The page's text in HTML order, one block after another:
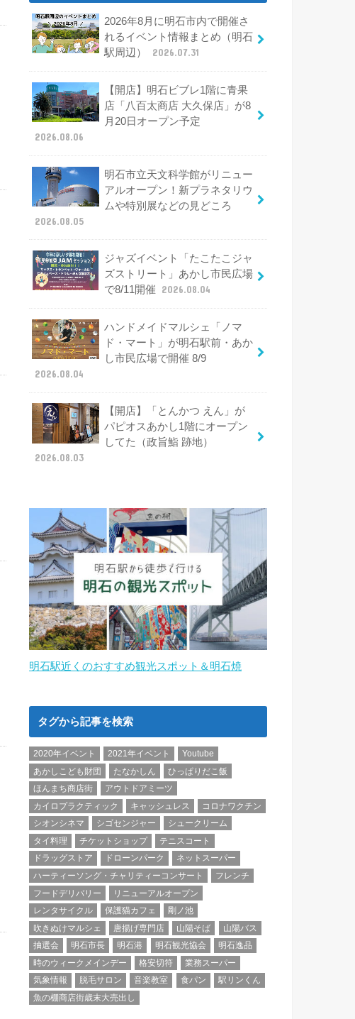
2026年8月に明石市内で開催さ
れるイベント情報まとめ（明石
駅周辺）
2026.07.31
【開店】明石ビブレ1階に青果
店「八百太商店 大久保店」が8
月20日オープン予定
2026.08.06
明石市立天文科学館がリニュー
アルオープン！新プラネタリウ
ムや特別展などの見どころ
2026.08.05
ジャズイベント「たこたこジャ
ズストリート」あかし市民広場
で8/11開催
2026.08.04
ハンドメイドマルシェ「ノマ
ド・マート」が明石駅前・あか
し市民広場で開催 8/9
2026.08.04
【開店】「とんかつ えん」が
パピオスあかし1階にオープン
してた（政旨鮨 跡地）
2026.08.03
明石駅近くのおすすめ観光スポット＆明石焼
タグから記事を検索
2020年イベント 2021年イベント
Youtube
あかしこども財団
たなかしん
ひっぱりだこ飯
ほんまち商店街
アウトドアミーツ
カイロプラクティック
キャッシュレス
コロナワクチン
シオンシネマ
シゴセンジャー
シュークリーム
タイ料理
チケットショップ
テニスコート
ドラッグストア
ドローンパーク
ネットスーパー
ハーティーソング・チャリティーコンサート
フレンチ
フードデリバリー
リニューアルオープン
レンタサイクル
保護猫カフェ
剛ノ池
吹きぬけマルシェ
唐揚げ専門店 山陽そば
山陽バス
抽選会
明石市長 明石港 明石観光協会
明石逸品
時のウィークメインデー
格安切符
業務スーパー
気象情報
脱毛サロン 音楽教室 食パン
駅リンくん
魚の棚商店街歳末大売出し